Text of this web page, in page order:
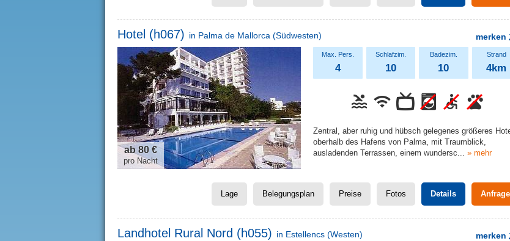
Hotel (h067) in Palma de Mallorca (Südwesten) merken
4 10 10 4km
ab 80 €
pro Nacht
Zentral, aber ruhig und hübsch gelegenes größeres
oberhalb des Hafens von Palma, mit Traumblick,
ausladenden Terrassen, einem wundersc... » mehr
Lage Belegungsplan Preise Fotos Details Anfrage
Landhotel Rural Nord (h055) in Estellencs (Westen) merken